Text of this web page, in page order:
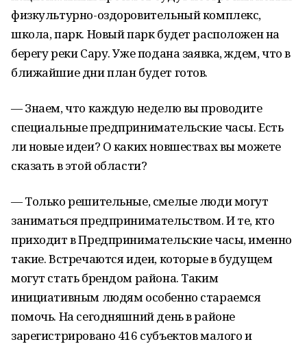
физкультурно-оздоровительный комплекс,
школа, парк. Новый парк будет расположен на
берегу реки Сару. Уже подана заявка, ждем, что в
ближайшие дни план будет готов.
— Знаем, что каждую неделю вы проводите
специальные предпринимательские часы. Есть
ли новые идеи? О каких новшествах вы можете
сказать в этой области?
— Только решительные, смелые люди могут
заниматься предпринимательством. И те, кто
приходит в Предпринимательские часы, именно
такие. Встречаются идеи, которые в будущем
могут стать брендом района. Таким
инициативным людям особенно стараемся
помочь. На сегодняшний день в районе
зарегистрировано 416 субъектов малого и